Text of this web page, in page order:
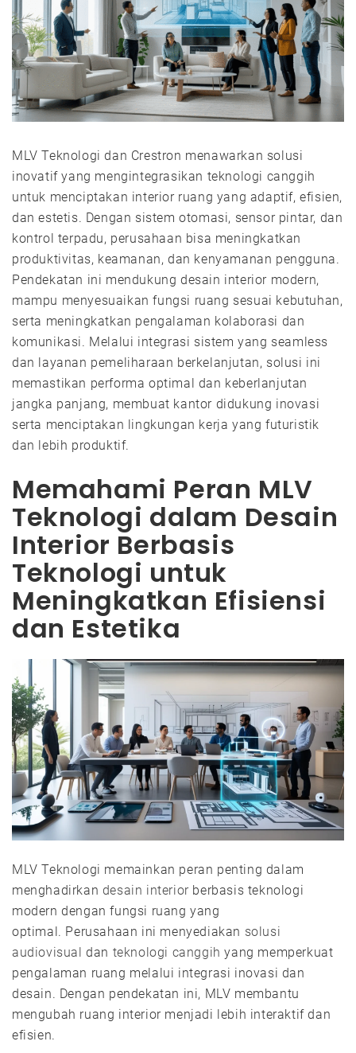
MLV Teknologi dan Crestron menawarkan solusi
inovatif yang mengintegrasikan teknologi canggih
untuk menciptakan interior ruang yang adaptif, efisien,
dan estetis. Dengan sistem otomasi, sensor pintar, dan
kontrol terpadu, perusahaan bisa meningkatkan
produktivitas, keamanan, dan kenyamanan pengguna.
Pendekatan ini mendukung desain interior modern,
mampu menyesuaikan fungsi ruang sesuai kebutuhan,
serta meningkatkan pengalaman kolaborasi dan
komunikasi. Melalui integrasi sistem yang seamless
dan layanan pemeliharaan berkelanjutan, solusi ini
memastikan performa optimal dan keberlanjutan
jangka panjang, membuat kantor didukung inovasi
serta menciptakan lingkungan kerja yang futuristik
dan lebih produktif.
Memahami Peran MLV
Teknologi dalam Desain
Interior Berbasis
Teknologi untuk
Meningkatkan Efisiensi
dan Estetika
MLV Teknologi memainkan peran penting dalam
menghadirkan desain interiorberbasis teknologi
modern dengan fungsi ruang yang
optimal. Perusahaan ini menyediakan solusi
audiovisual dan teknologi canggih yang memperkuat
pengalaman ruang melalui integrasi inovasi dan
desain. Dengan pendekatan ini, MLV membantu
mengubah ruang interior menjadi lebih interaktif dan
efisien.